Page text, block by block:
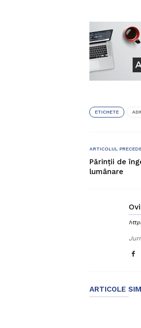
ETICHETE
ARTICOLUL
Părinții de
lumânare
ARTICOLE